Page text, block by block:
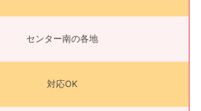
センター南の各地
対応OK